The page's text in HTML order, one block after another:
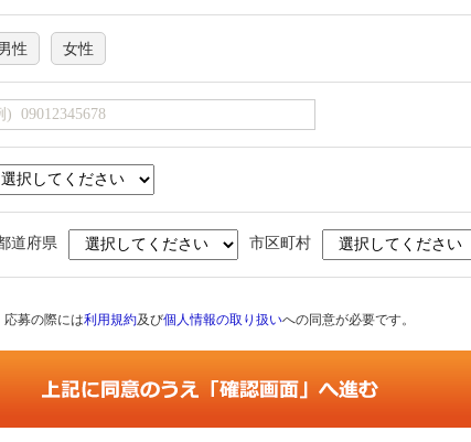
性 女性
道府県 市区町村
応募の際には利用規約及び個人情報の取り扱いへの同意が必要です。